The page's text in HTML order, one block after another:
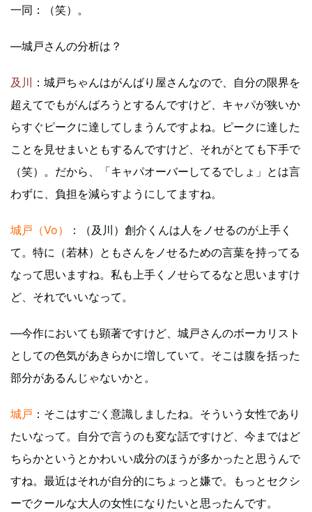
一同：（笑）。
―城戸さんの分析は？
及川 ：城戸ちゃんはがんばり屋さんなので、自分の限界を
超えてでもがんばろうとするんですけど、キャパが狭いか
らすぐピークに達してしまうんですよね。ピークに達した
ことを見せまいともするんですけど、それがとても下手で
（笑）。だから、「キャパオーバーしてるでしょ」とは言
わずに、負担を減らすようにしてますね。
城戸（Vo）
：（及川）創介くんは人をノせるのが上手く
て。特に（若林）ともさんをノせるための言葉を持ってる
なって思いますね。私も上手くノせらてるなと思いますけ
ど、それでいいなって。
―今作においても顕著ですけど、城戸さんのボーカリスト
としての色気があきらかに増していて。そこは腹を括った
部分があるんじゃないかと。
城戸 ：そこはすごく意識しましたね。そういう女性であり
たいなって。自分で言うのも変な話ですけど、今まではど
ちらかというとかわいい成分のほうが多かったと思うんで
すね。最近はそれが自分的にちょっと嫌で。もっとセクシ
ーでクールな大人の女性になりたいと思ったんです。